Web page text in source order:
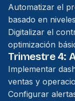
Automatizar el
basado en
Digitalizar el
optimización
Trimestre 4:
Implementar
ventas y
Configurar